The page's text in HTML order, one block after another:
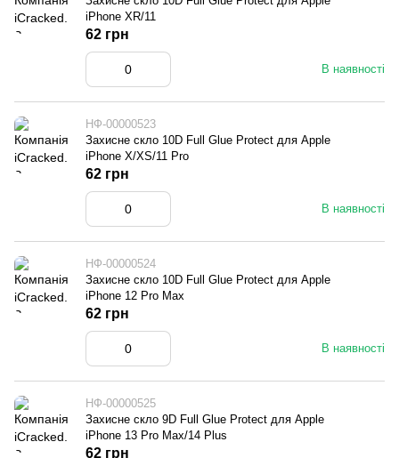
iPhone XR/11
В наявності
62 грн
НФ-00000523
Захисне скло 10D Full Glue Protect для Apple
iPhone X/XS/11 Pro
В наявності
62 грн
НФ-00000524
Захисне скло 10D Full Glue Protect для Apple
iPhone 12 Pro Max
В наявності
62 грн
НФ-00000525
Захисне скло 9D Full Glue Protect для Apple
iPhone 13 Pro Max/14 Plus
62 грн